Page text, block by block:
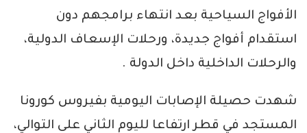
الأفواج السياحية بعد انتهاء برامجهم دون
استقدام أفواج جديدة، ورحلات الإسعاف الدولية،
والرحلات الداخلية داخل الدولة .
شهدت حصيلة الإصابات اليومية بفيروس كورونا
المستجد في قطر ارتفاعا لليوم الثاني على التوالي،